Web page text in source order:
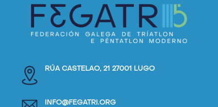
RÚA CASTELAO, 21 27001 LUGO
INFO@FEGATRI.ORG